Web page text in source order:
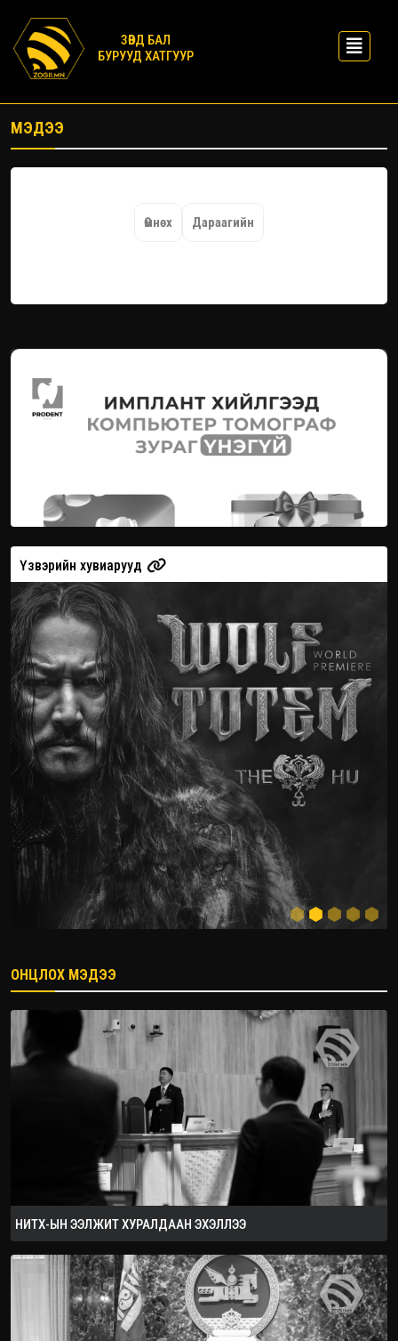
ЗӨВД БАЛ
БУРУУД ХАТГУУР
МЭДЭЭ
Өмнөх Дараагийн
Үзвэрийн хувиарууд
2026.08.08
ОНЦЛОХ МЭДЭЭ
НИТХ-ЫН ЭЭЛЖИТ ХУРАЛДААН ЭХЭЛЛЭЭ